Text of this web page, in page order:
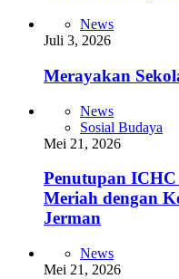
News
Juli 3, 2026
Merayakan
News
Sosial Budaya
Mei 21, 2026
Penutupan
Meriah dengan
Jerman
News
Mei 21, 2026